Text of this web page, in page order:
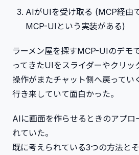
AIがUIを受け取る (MCP経由
MCP-UIという実装がある)
ラーメン屋を探すMCP-UIのデモ
ってきたUIをスライダーやクリッ
操作がまたチャット側へ戻ってい
行き来していて面白かった。
AIに画面を作らせるときのアプロ
れていた。
既に考えられている3つの方法と